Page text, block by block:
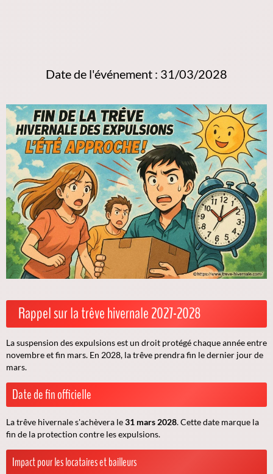
Date de l'événement : 31/03/2028
Rappel sur la trêve hivernale 2027-2028
La suspension des expulsions est un droit protégé chaque année entre
novembre et fin mars. En 2028, la trêve prendra fin le dernier jour de
mars.
Date de fin officielle
La trêve hivernale s'achèvera le31 mars 2028. Cette date marque la
fin de la protection contre les expulsions.
Impact pour les locataires et bailleurs